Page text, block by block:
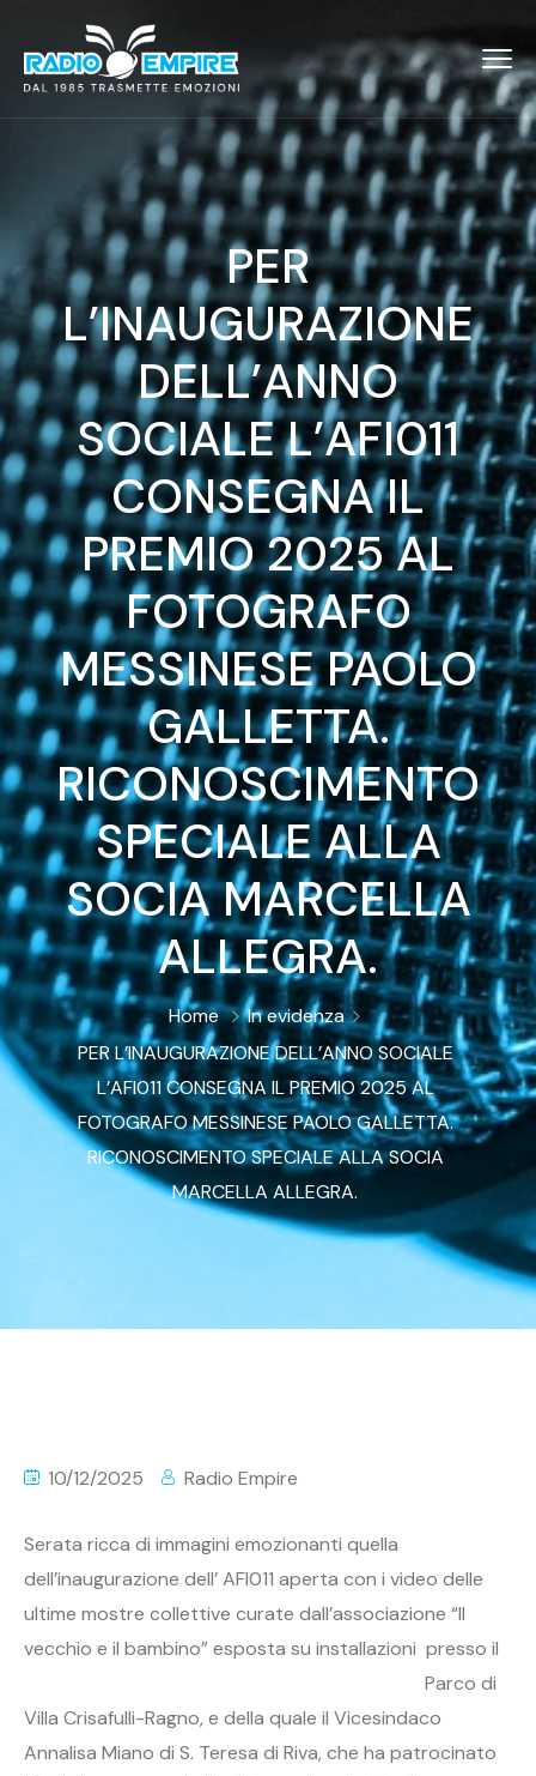
PER
L’INAUGURAZIONE
DELL’ANNO
SOCIALE L’AFI011
CONSEGNA IL
PREMIO 2025 AL
FOTOGRAFO
MESSINESE PAOLO
GALLETTA.
RICONOSCIMENTO
SPECIALE ALLA
SOCIA MARCELLA
ALLEGRA.
Home
In evidenza
PER L’INAUGURAZIONE DELL’ANNO SOCIALE
L’AFI011 CONSEGNA IL PREMIO 2025 AL
FOTOGRAFO MESSINESE PAOLO GALLETTA.
RICONOSCIMENTO SPECIALE ALLA SOCIA
MARCELLA ALLEGRA.
10/12/2025 Radio Empire
Serata ricca di immagini emozionanti quella
dell’inaugurazione dell’ AFI011 aperta con i video delle
ultime mostre collettive curate dall’associazione “Il
vecchio e il bambino” esposta su installazioni presso il
Parcodi
Villa Crisafulli-Ragno, e della quale il Vicesindaco
Annalisa Miano di S. Teresa di Riva, che ha patrocinato